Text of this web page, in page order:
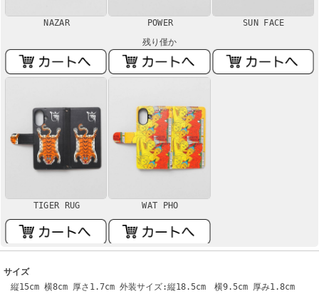
NAZAR
POWER
残り僅か
SUN FACE
TIGER RUG WAT PHO
サイズ
縦15cm 横8cm 厚さ1.7cm 外装サイズ:縦18.5cm 横9.5cm 厚み1.8cm